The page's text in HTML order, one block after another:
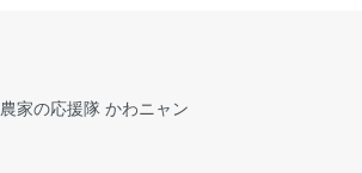
農家の応援隊 かわニャン